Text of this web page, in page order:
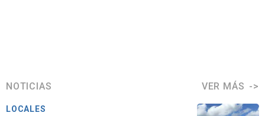
NOTICIAS VER MÁS
LOCALES